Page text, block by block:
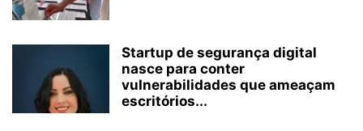
Startup de segurança digital
nasce para conter
vulnerabilidades que ameaçam
escritórios...